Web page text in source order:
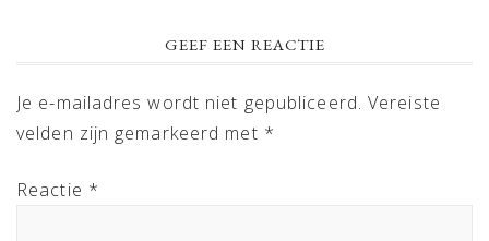
GEEF EEN REACTIE
Je e-mailadres wordt niet gepubliceerd. Vereiste
velden zijn gemarkeerd met *
Reactie *